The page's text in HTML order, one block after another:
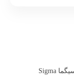
/ لنز سیگما Sigma